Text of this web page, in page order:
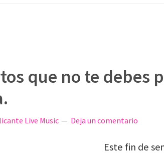
que no te debes
Live Music Deja un comentario
Este fin de